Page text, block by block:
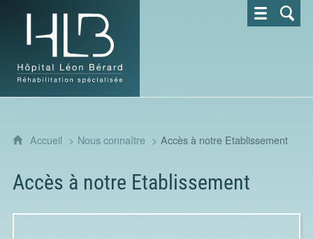
Hôpital Léon Bérard - Réhabilitation spécialisée
Accueil Nous connaître Accès à notre Etablissement
Accès à notre Etablissement